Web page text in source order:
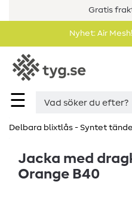
Gratis
Nyhet: Air
☰
Delbara blixtlås - Syntet
Jacka med
Orange B40